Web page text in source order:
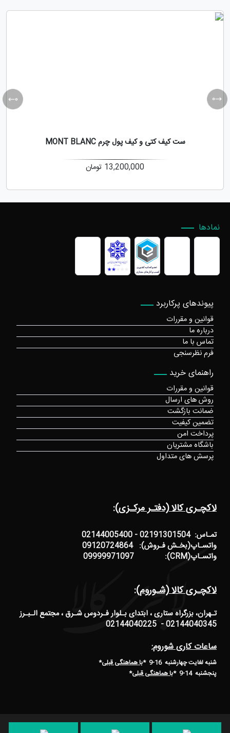
ست کیف کتی و کیف پول چرم MONT BLANC
13,200,000 تومان
لاکچـری کالا (دفتـر مرکـزی):
تمـاس: 02191301504 - 02144005400
واتسـاپ(بخـش فـروش): 09120724864
واتسـاپ(CRM): 09999971097
لاکچـری کالا (شـوروم):
تـهران، بزرگراه ستاری ، ابتدای بـلوار فـردوس شـرق ، مجتمع الـبـرز
02144040345 - 02144040225
ساعات کاری شوروم:
شنبه لغایت چهارشنبه 16-9 * با هماهنگی قبلی*
پنجشنبه 14-9
*با هماهنگی قبلی*
پیوندهای پرکاربرد
قوانین و مقررات
درباره ما
تماس با ما
فرم نظرسنجی
راهنمای خرید
قوانین و مقررات
روش های ارسال
ضمانت بازگشت
تضمین کیفیت
پرداخت امن
باشگاه مشتریان
پرسش های متداول
نمادها